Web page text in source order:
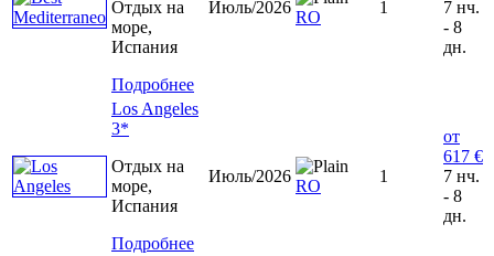
Отдых на
море,
Испания
Подробнее
Июль/2026
RO
1
7 нч.
- 8
дн.
Los Angeles
3*
Отдых на
море,
Испания
Подробнее
Июль/2026
RO
1
от
617 €
7 нч.
- 8
дн.